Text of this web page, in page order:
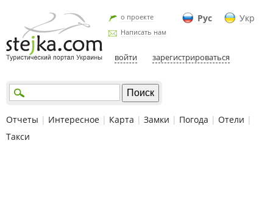
Рус Укр
о проекте
Написать нам
войти зарегистрироваться
Отчеты | Интересное | Карта | Замки | Погода | Отели |
Такси